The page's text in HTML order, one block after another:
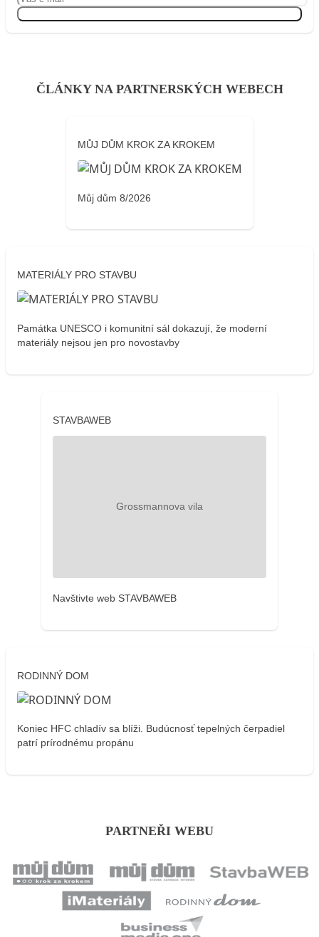
ČLÁNKY NA PARTNERSKÝCH WEBECH
MŮJ DŮM KROK ZA KROKEM
Můj dům 8/2026
MATERIÁLY PRO STAVBU
Památka UNESCO i komunitní sál dokazují, že moderní
materiály nejsou jen pro novostavby
STAVBAWEB
Navštivte web STAVBAWEB
RODINNÝ DOM
Koniec HFC chladív sa blíži. Budúcnosť tepelných čerpadiel
patrí prírodnému propánu
PARTNEŘI WEBU